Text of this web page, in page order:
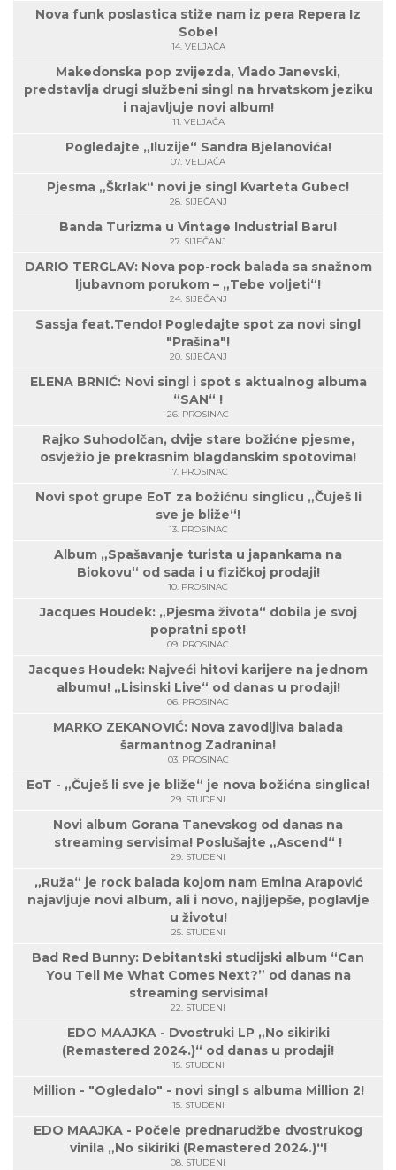
Nova funk poslastica stiže nam iz pera Repera Iz
Sobe!
14. VELJAČA
Makedonska pop zvijezda, Vlado Janevski,
predstavlja drugi službeni singl na hrvatskom jeziku
i najavljuje novi album!
11. VELJAČA
Pogledajte „Iluzije“ Sandra Bjelanovića!
07. VELJAČA
Pjesma „Škrlak“ novi je singl Kvarteta Gubec!
28. SIJEČANJ
Banda Turizma u Vintage Industrial Baru!
27. SIJEČANJ
DARIO TERGLAV: Nova pop-rock balada sa snažnom
ljubavnom porukom – „Tebe voljeti“!
24. SIJEČANJ
Sassja feat.Tendo! Pogledajte spot za novi singl
"Prašina"!
20. SIJEČANJ
ELENA BRNIĆ: Novi singl i spot s aktualnog albuma
“SAN“ !
26. PROSINAC
Rajko Suhodolčan, dvije stare božićne pjesme,
osvježio je prekrasnim blagdanskim spotovima!
17. PROSINAC
Novi spot grupe EoT za božićnu singlicu „Čuješ li
sve je bliže“!
13. PROSINAC
Album „Spašavanje turista u japankama na
Biokovu“ od sada i u fizičkoj prodaji!
10. PROSINAC
Jacques Houdek: „Pjesma života“ dobila je svoj
popratni spot!
09. PROSINAC
Jacques Houdek: Najveći hitovi karijere na jednom
albumu! „Lisinski Live“ od danas u prodaji!
06. PROSINAC
MARKO ZEKANOVIĆ: Nova zavodljiva balada
šarmantnog Zadranina!
03. PROSINAC
EoT - „Čuješ li sve je bliže“ je nova božićna singlica!
29. STUDENI
Novi album Gorana Tanevskog od danas na
streaming servisima! Poslušajte „Ascend“ !
29. STUDENI
„Ruža“ je rock balada kojom nam Emina Arapović
najavljuje novi album, ali i novo, najljepše, poglavlje
u životu!
25. STUDENI
Bad Red Bunny: Debitantski studijski album “Can
You Tell Me What Comes Next?” od danas na
streaming servisima!
22. STUDENI
EDO MAAJKA - Dvostruki LP „No sikiriki
(Remastered 2024.)“ od danas u prodaji!
15. STUDENI
Million - "Ogledalo" - novi singl s albuma Million 2!
15. STUDENI
EDO MAAJKA - Počele prednarudžbe dvostrukog
vinila „No sikiriki (Remastered 2024.)“!
08. STUDENI